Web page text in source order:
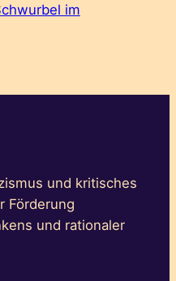
im
und kritisches
Förderung
und rationaler